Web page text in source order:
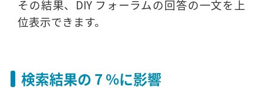
その結果、DIY フォーラムの回答の一文を上
位表示できます。
検索結果の 7 %に影響